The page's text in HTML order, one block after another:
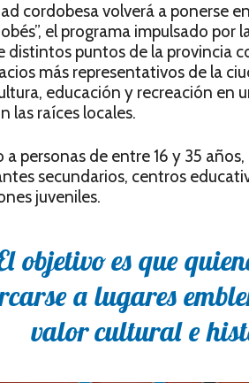
cordobesa volverá a ponerse
el programa impulsado
distintos puntos de la provincia
más representativos de la
educación y recreación en
las raíces locales.
personas de entre 16 y 35
secundarios, centros
juveniles.
objetivo es que
a lugares
valor cultural e